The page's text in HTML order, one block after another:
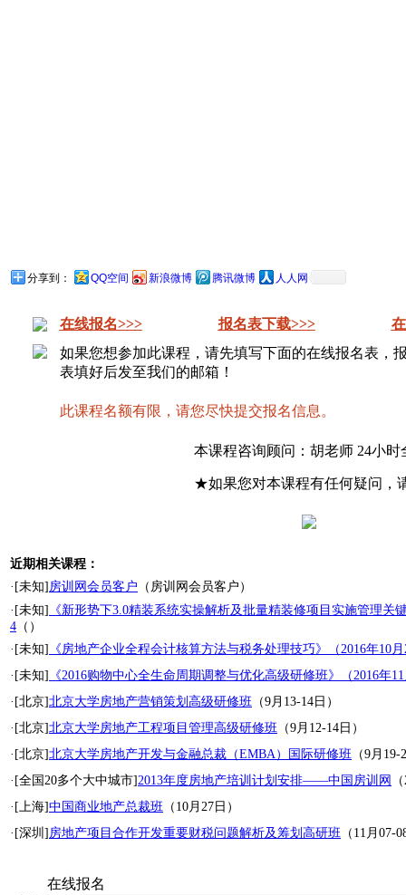
分享到： QQ空间 新浪微博 腾讯微博 人人网
在线报名>>> 报名表下载>>>
如果您想参加此课程，请先填写下面的在线报名表，
表填好后发至我们的邮箱！
此课程名额有限，请您尽快提交报名信息。
本课程咨询顾问：胡老师 24小
★如果您对本课程有任何疑问，
近期相关课程：
·[未知] 房训网会员客户 （房训网会员客户）
·[未知]
《新形势下3.0精装系统实操解析及批量精装修项目实施管理关
4 （）
·[未知]
《房地产企业全程会计核算方法与税务处理技巧》（2016年10
·[未知]
《2016购物中心全生命周期调整与优化高级研修班》（2016年
·[北京]北京大学房地产营销策划高级研修班 （9月13-14日）
·[北京]北京大学房地产工程项目管理高级研修班 （9月12-14日）
·[北京]北京大学房地产开发与金融总裁（EMBA）国际研修班 （9月
·[全国20多个大中城市]2013年度房地产培训计划安排——中国房训网
·[上海]中国商业地产总裁班 （10月27日）
·[深圳] 房地产项目合作开发重要财税问题解析及筹划高研班 （11月07-
在线报名